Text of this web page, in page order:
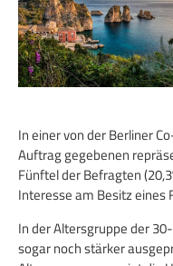
In einer von der Berliner
Auftrag gegebenen
Fünftel der Befragten
Interesse am Besitz
In der Altersgruppe der
sogar noch stärker